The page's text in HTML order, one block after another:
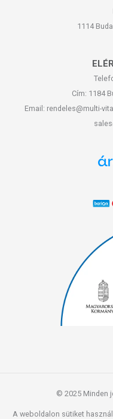
1114
Cím: 1184
Email: rendeles@multi-
© 2025 Minden
A weboldalon sütiket